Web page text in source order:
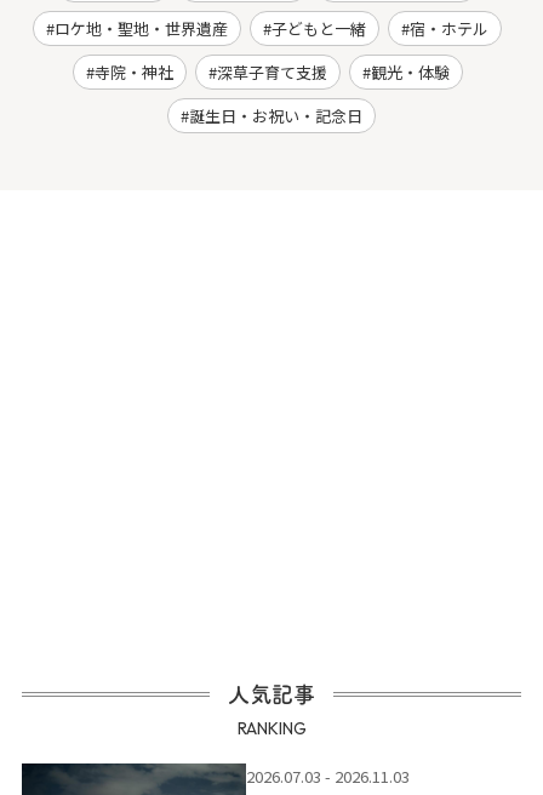
ロケ地・聖地・世界遺産
子どもと一緒
宿・ホテル
寺院・神社
深草子育て支援
観光・体験
誕生日・お祝い・記念日
人気記事
RANKING
2026.07.03 - 2026.11.03